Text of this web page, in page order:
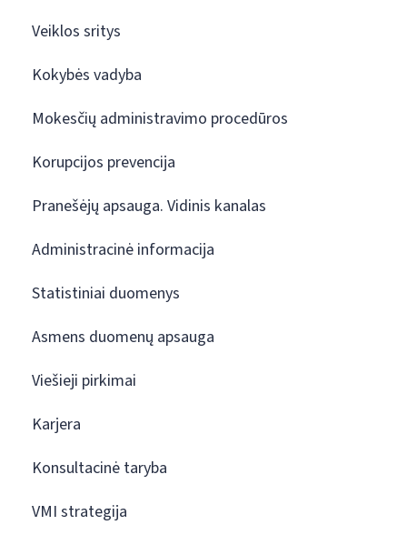
Veiklos sritys
Kokybės vadyba
Mokesčių administravimo procedūros
Korupcijos prevencija
Pranešėjų apsauga. Vidinis kanalas
Administracinė informacija
Statistiniai duomenys
Asmens duomenų apsauga
Viešieji pirkimai
Karjera
Konsultacinė taryba
VMI strategija